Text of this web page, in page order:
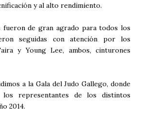
y al alto rendimiento.
fueron de gran agrado para todos los
seguidas con atención por los
y Young Lee, ambos, cinturones
a la Gala del Judo Gallego, donde
representantes de los distintos
2014.